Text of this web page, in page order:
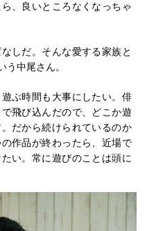
、良いところなくなっちゃ
しだ。そんな愛する家族と
う中尾さん。
ぶ時間も大事にしたい。俳
飛び込んだので、どこか遊
だから続けられているのか
作品が終わったら、近場で
い。常に遊びのことは頭に